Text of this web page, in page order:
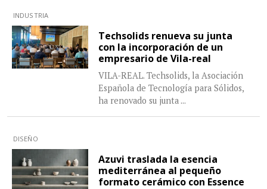
INDUSTRIA
Techsolids renueva su junta
con la incorporación de un
empresario de Vila-real
VILA-REAL. Techsolids, la Asociación
Española de Tecnología para Sólidos,
ha renovado su junta ...
DISEÑO
Azuvi traslada la esencia
mediterránea al pequeño
formato cerámico con Essence